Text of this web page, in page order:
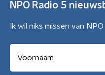
NPO Radio 5
Ik wil niks missen van